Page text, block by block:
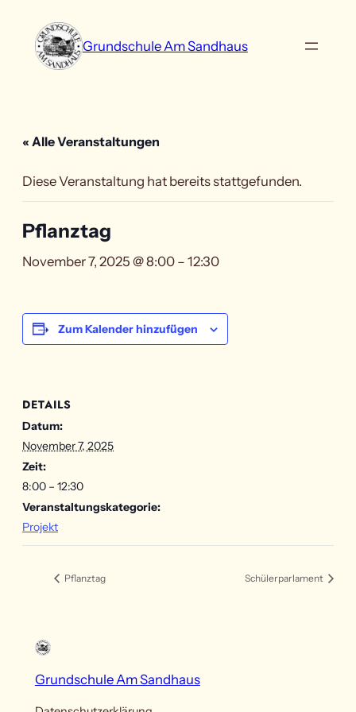
Grundschule Am Sandhaus
« Alle Veranstaltungen
Diese Veranstaltung hat bereits stattgefunden.
Pflanztag
November 7, 2025 @ 8:00 – 12:30
Zum Kalender hinzufügen
DETAILS
Datum:
November 7, 2025
Zeit:
8:00 – 12:30
Veranstaltungskategorie:
Projekt
Pflanztag Schülerparlament
Grundschule Am Sandhaus